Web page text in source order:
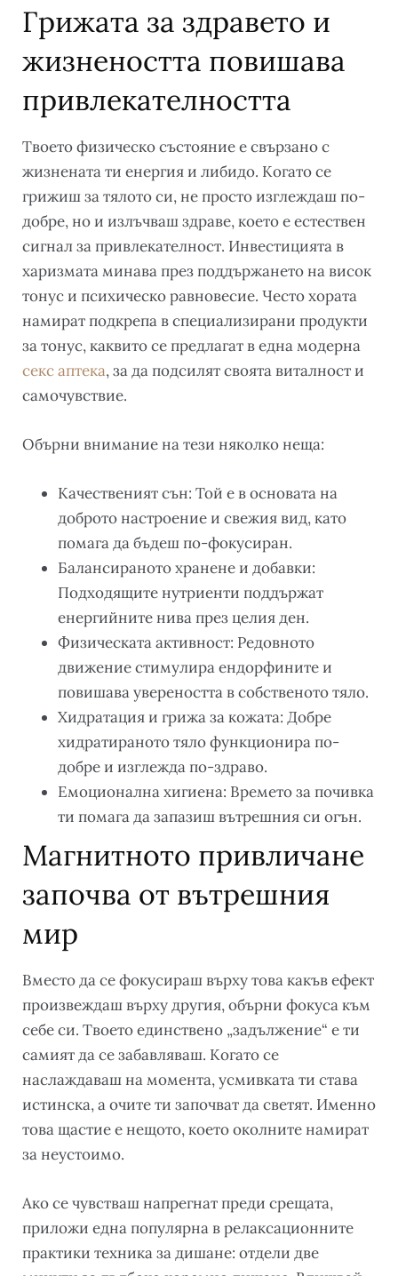
Грижата за здравето и
жизнеността повишава
привлекателността
Твоето физическо състояние е свързано с
жизнената ти енергия и либидо. Когато се
грижиш за тялото си, не просто изглеждаш по-
добре, но и излъчваш здраве, което е естествен
сигнал за привлекателност. Инвестицията в
харизмата минава през поддържането на висок
тонус и психическо равновесие. Често хората
намират подкрепа в специализирани продукти
за тонус, каквито се предлагат в една модерна
секс аптека, за да подсилят своята виталност и
самочувствие.
Обърни внимание на тези няколко неща:
Качественият сън: Той е в основата на
доброто настроение и свежия вид, като
помага да бъдеш по-фокусиран.
Балансираното хранене и добавки:
Подходящите нутриенти поддържат
енергийните нива през целия ден.
Физическата активност: Редовното
движение стимулира ендорфините и
повишава увереността в собственото тяло.
Хидратация и грижа за кожата: Добре
хидратираното тяло функционира по-
добре и изглежда по-здраво.
Емоционална хигиена: Времето за почивка
ти помага да запазиш вътрешния си огън.
Магнитното привличане
започва от вътрешния
мир
Вместо да се фокусираш върху това какъв ефект
произвеждаш върху другия, обърни фокуса към
себе си. Твоето единствено „задължение“ е ти
самият да се забавляваш. Когато се
наслаждаваш на момента, усмивката ти става
истинска, а очите ти започват да светят. Именно
това щастие е нещото, което околните намират
за неустоимо.
Ако се чувстваш напрегнат преди срещата,
приложи една популярна в релаксационните
практики техника за дишане: отдели две